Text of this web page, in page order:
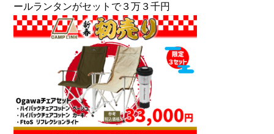
ールランタンがセットで３万３千円